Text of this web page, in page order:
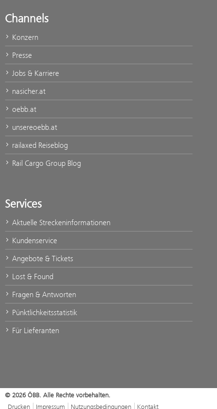
Channels
Konzern
Presse
Jobs & Karriere
nasicher.at
oebb.at
unsereoebb.at
railaxed Reiseblog
Rail Cargo Group Blog
Services
Aktuelle Streckeninformationen
Kundenservice
Angebote & Tickets
Lost & Found
Fragen & Antworten
Pünktlichkeitsstatistik
Für Lieferanten
© 2026 ÖBB. Alle Rechte vorbehalten.
Drucken
Impressum Nutzungsbedingungen Kontakt